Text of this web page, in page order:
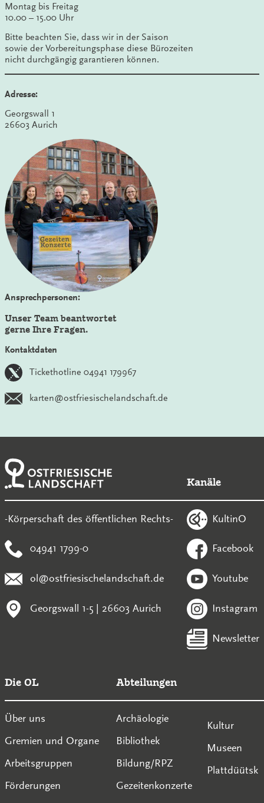
Montag bis Freitag
10.00 – 15.00 Uhr
Bitte beachten Sie, dass wir in der Saison
sowie der Vorbereitungsphase diese Bürozeiten
nicht durchgängig garantieren können.
Adresse:
Georgswall 1
26603 Aurich
Ansprechpersonen:
Unser Team beantwortet
gerne Ihre Fragen.
Kontaktdaten
Tickethotline 04941 179967
karten@ostfriesischelandschaft.de
-Körperschaft des öffentlichen Rechts-
04941 1799-0
ol@ostfriesischelandschaft.de
Georgswall 1-5 | 26603 Aurich
Kanäle
KultinO
Facebook
Youtube
Instagram
Newsletter
Die OL
Über uns
Gremien und Organe
Arbeitsgruppen
Förderungen
Abteilungen
Archäologie
Bibliothek
Bildung/RPZ
Gezeitenkonzerte
Kultur
Museen
Plattdüütsk